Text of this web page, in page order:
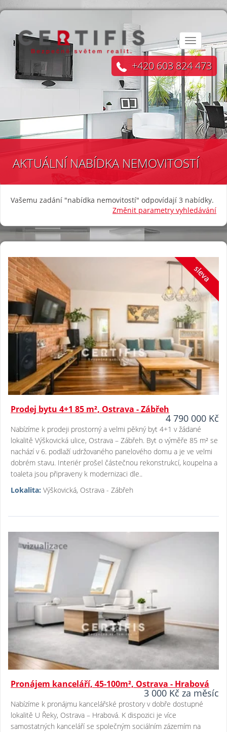
Toggle
navigation
+420 603 824 473
AKTUÁLNÍ NABÍDKA NEMOVITOSTÍ
Vašemu zadání "nabídka nemovitostí" odpovídají 3 nabídky.
Změnit parametry vyhledávání
Prodej bytu 4+1 85 m², Ostrava - Zábřeh
4 790 000 Kč
Nabízíme k prodeji prostorný a velmi pěkný byt 4+1 v žádané
lokalitě Výškovická ulice, Ostrava – Zábřeh. Byt o výměře 85 m² se
nachází v 6. podlaží udržovaného panelového domu a je ve velmi
dobrém stavu. Interiér prošel částečnou rekonstrukcí, koupelna a
toaleta jsou připraveny k modernizaci dle..
Lokalita: Výškovická, Ostrava - Zábřeh
Pronájem kanceláří, 45-100m², Ostrava - Hrabová
3 000 Kč za měsíc
Nabízíme k pronájmu kancelářské prostory v dobře dostupné
lokalitě U Řeky, Ostrava – Hrabová. K dispozici je více
samostatných kanceláří se společným sociálním zázemím na